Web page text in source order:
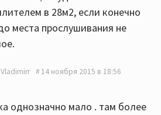
в 28м2, если конечно
места прослушивания не
14 ноября 2015 в 18:56
однозначно мало . там более